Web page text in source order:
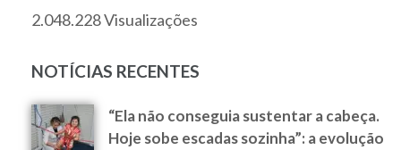
2.048.228 Visualizações
NOTÍCIAS RECENTES
“Ela não conseguia sustentar a cabeça.
Hoje sobe escadas sozinha”: a evolução